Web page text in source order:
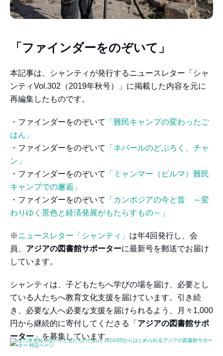
「ファインダーをのぞいて」
本記事は、シャンティが発行するニュースレター「シャ
ンティVol.302（2019年秋号）」に掲載した内容を元に
再編集したものです。
・ファインダーをのぞいて
「難民キャンプの変わったご
はん」
・ファインダーをのぞいて
「ネパールのどぶろく、チャ
ン」
・ファインダーをのぞいて
「ミャンマー（ビルマ）難民
キャンプでの邂逅」
・ファインダーをのぞいて
「カンボジアの今と昔 ～変
わりゆく景色と経済発展がもたらすもの～」
※ニュースレター「シャンティ」 は年4回発行し、会
員、 アジアの図書館サポーターに最新号を郵送でお届け
しています。
シャンティは、子どもたちへ学びの場を届け、必要とし
ている人たちへ教育文化支援を届けています。引き続
き、必要な人へ必要な支援を届けられるよう、月々1,000
円から継続的に寄付してくださる「 アジアの図書館サポ
ーター」を募集しています。